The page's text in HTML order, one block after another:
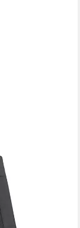
mit 4,5cm